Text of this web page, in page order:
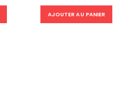
AJOUTER AU PANIER